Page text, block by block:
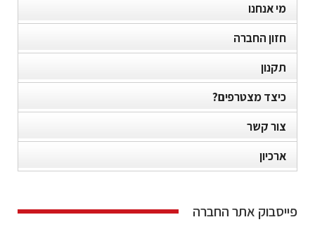
מי אנחנו
חזון החברה
תקנון
כיצד מצטרפים?
צור קשר
ארכיון
פייסבוק אתר החברה